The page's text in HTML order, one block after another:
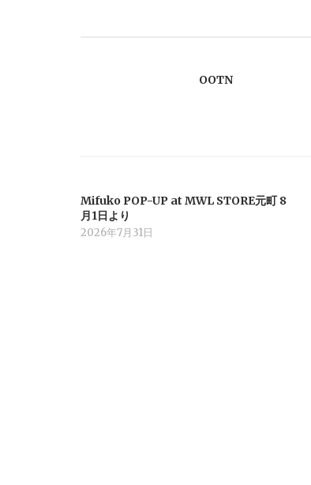
ョ
OOTN
Mifuko POP-UP at MWL STORE元町 8
月1日より
2026年7月31日